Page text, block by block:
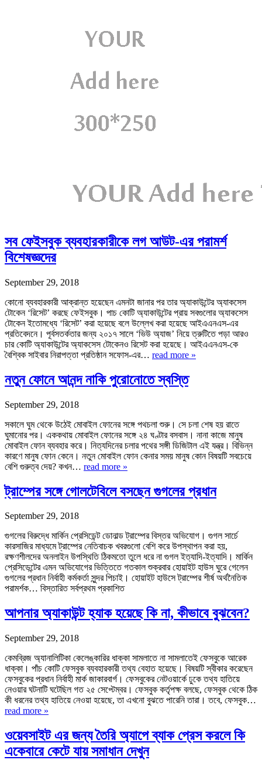
সব ফেইসবুক ব্যবহারকারীকে লগ আউট-এর পরামর্শ
বিশেষজ্ঞদের
September 29, 2018
কোনো ব্যবহারকারী আক্রান্ত হয়েছেন এমনটা জানার পর তার অ্যাকাউন্টের অ্যাকসেস
টোকেন ‘রিসেট’ করছে ফেইসবুক। পাচ কোটি অ্যাকাউন্টের প্রায় সবগুলোর অ্যাকসেস
টোকেন ইতোমধ্যে ‘রিসেট’ করা হয়েছে বলে উল্লেখ করা হয়েছে আইএএনএস-এর
প্রতিবেদনে। পূর্বসতর্কতার জন্য ২০১৭ সালে ‘ভিউ অ্যাজ’ নিয়ে ত্রুটিতে পড়া আরও
চার কোটি অ্যাকাউন্টের অ্যাকসেস টোকেনও রিসেট করা হয়েছে। আইএএনএস-কে
বৈশ্বিক সাইবার নিরাপত্তা প্রতিষ্ঠান সফোস-এর… read more »
নতুন ফোনে আনন্দ নাকি পুরোনোতে স্বস্তি
September 29, 2018
সকালে ঘুম থেকে উঠেই মোবাইল ফোনের সঙ্গে পথচলা শুরু। সে চলা শেষ হয় রাতে
ঘুমানোর পর। এককথায় মোবাইল ফোনের সঙ্গে ২৪ ঘণ্টার বসবাস। নানা কাজে মানুষ
মোবাইল ফোন ব্যবহার করে। নিত্যদিনের চলার পথের সঙ্গী ডিজিটাল এই যন্ত্র। বিভিন্ন
কারণে মানুষ ফোন কেনে। নতুন মোবাইল ফোন কেনার সময় মানুষ কোন বিষয়টি সবচেয়ে
বেশি গুরুত্ব দেয়? কখন… read more »
ট্রাম্পের সঙ্গে গোলটেবিলে বসছেন গুগলের প্রধান
September 29, 2018
গুগলের বিরুদ্ধে মার্কিন প্রেসিডেন্ট ডোনাল্ড ট্রাম্পের বিস্তর অভিযোগ। গুগল সার্চে
কারসাজির মাধ্যমে ট্রাম্পের নেতিবাচক খবরগুলো বেশি করে উপস্থাপন করা হয়,
রক্ষণশীলদের অনলাইন উপস্থিতি ঠিকমতো তুলে ধরে না গুগল ইত্যাদি-ইত্যাদি। মার্কিন
প্রেসিডেন্টের এমন অভিযোগের ভিত্তিতে গতকাল শুক্রবার হোয়াইট হাউস ঘুরে গেলেন
গুগলের প্রধান নির্বাহী কর্মকর্তা সুন্দর পিচাই। হোয়াইট হাউসে ট্রাম্পের শীর্ষ অর্থনৈতিক
পরামর্শক… বিস্তারিত সর্বপ্রথম প্রকাশিত
আপনার অ্যাকাউন্ট হ্যাক হয়েছে কি না, কীভাবে বুঝবেন?
September 29, 2018
কেমব্রিজ অ্যানালিটিকা কেলেঙ্কারির ধাক্কা সামলাতে না সামলাতেই ফেসবুকে আরেক
ধাক্কা। পাঁচ কোটি ফেসবুক ব্যবহারকারী তথ্য বেহাত হয়েছে। বিষয়টি স্বীকার করেছেন
ফেসবুকের প্রধান নির্বাহী মার্ক জাকারবার্গ। ফেসবুকের নেটওয়ার্কে ঢুকে তথ্য হাতিয়ে
নেওয়ার ঘটনাটি ঘটেছিল গত ২৫ সেপ্টেম্বর। ফেসবুক কর্তৃপক্ষ বলছে, ফেসবুক থেকে ঠিক
কী ধরনের তথ্য হাতিয়ে নেওয়া হয়েছে, তা এখনো বুঝতে পারেনি তারা। তবে, ফেসবুক…
read more »
ওয়েবসাইট এর জন্য তৈরি অ্যাপে ব্যাক প্রেস করলে কি
একেবারে কেটে যায় সমাধান দেখুন